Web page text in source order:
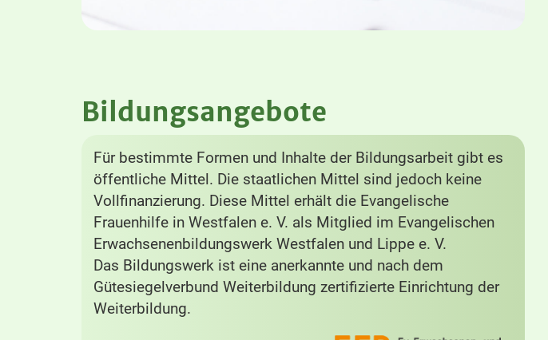
Bildungsangebote
Für bestimmte Formen und Inhalte der Bildungsarbeit gibt es
öffentliche Mittel. Die staatlichen Mittel sind jedoch keine
Vollfinanzierung. Diese Mittel erhält die Evangelische
Frauenhilfe in Westfalen e. V. als Mitglied im Evangelischen
Erwachsenenbildungswerk Westfalen und Lippe e. V.
Das Bildungswerk ist eine anerkannte und nach dem
Gütesiegelverbund Weiterbildung zertifizierte Einrichtung der
Weiterbildung.